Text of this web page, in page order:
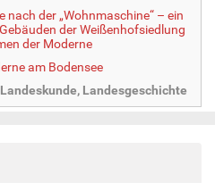
nach der „Wohnmaschine“ – ein
der Weißenhofsiedlung
der Moderne
am Bodensee
Landeskunde, Landesgeschichte